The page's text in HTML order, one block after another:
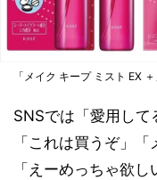
「メイク キープ ミスト EX
SNSでは「愛用して
「これは買うぞ」
「えーめっちゃ欲